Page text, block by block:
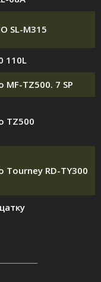
SL-M315
110L
MF-TZ500. 7 SP
TZ500
Tourney RD-TY300